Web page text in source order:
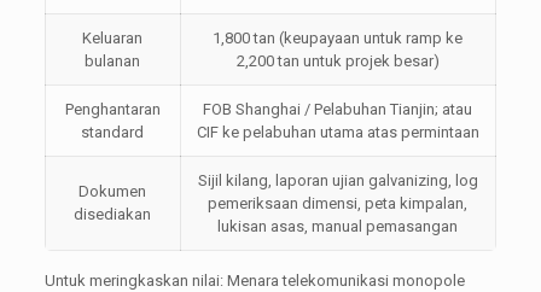
Keluaran
bulanan
1,800 tan (keupayaan untuk ramp ke
2,200 tan untuk projek besar)
Penghantaran
standard
FOB Shanghai / Pelabuhan Tianjin; atau
CIF ke pelabuhan utama atas permintaan
Dokumen
disediakan
Sijil kilang, laporan ujian galvanizing, log
pemeriksaan dimensi, peta kimpalan,
lukisan asas, manual pemasangan
Untuk meringkaskan nilai: Menara telekomunikasi monopole